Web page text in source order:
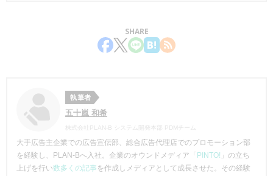
SHARE
執筆者
五十嵐 和希
株式会社PLAN-B システム開発本部 PDMチーム
大手広告主企業での広告宣伝部、総合広告代理店でのプロモーション部
を経験し、PLAN-Bへ入社。企業のオウンドメディア「 PINTO! 」の立ち
上げを行い数多くの記事を作成しメディアとして成長させた。その経験